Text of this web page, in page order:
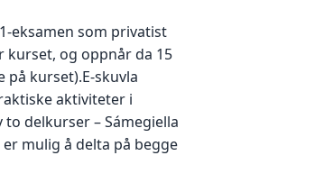
eksamen som privatist
kurset, og oppnår da 15
kurset).E-skuvla
aktiviteter i
delkurser – Sámegiella
er mulig å delta på begge